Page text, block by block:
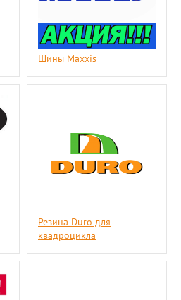
Шины Maxxis
Резина Duro для
квадроцикла